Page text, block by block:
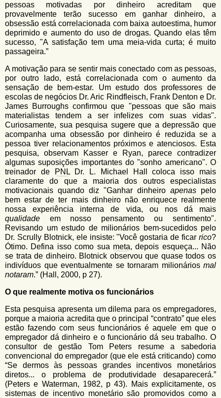
pessoas motivadas por dinheiro acreditam que
provavelmente terão sucesso em ganhar dinheiro, a
obsessão está correlacionada com baixa autoestima, humor
deprimido e aumento do uso de drogas. Quando elas têm
sucesso, "A satisfação tem uma meia-vida curta; é muito
passageira.”
A motivação para se sentir mais conectado com as pessoas,
por outro lado, está correlacionada com o aumento da
sensação de bem-estar. Um estudo dos professores de
escolas de negócios Dr. Aric Rindfleisch, Frank Denton e Dr.
James Burroughs confirmou que "pessoas que são mais
materialistas tendem a ser infelizes com suas vidas".
Curiosamente, sua pesquisa sugere que a depressão que
acompanha uma obsessão por dinheiro é reduzida se a
pessoa tiver relacionamentos próximos e atenciosos. Esta
pesquisa, observam Kasser e Ryan, parece contradizer
algumas suposições importantes do "sonho americano". O
treinador de
PNLDr. L. Michael Hall coloca isso mais
claramente do que a maioria dos outros especialistas
motivacionais quando diz "Ganhar dinheiro apenas pelo
bem estar de ter mais dinheiro não enriquece realmente
nossa experiência interna de vida, ou nos dá mais
qualidade em nosso pensamento ou sentimento".
Revisando um estudo de milionários bem-sucedidos pelo
Dr. Scrully Blotnick, ele insiste: "Você gostaria de ficar rico?
Ótimo. Defina isso como sua meta, depois esqueça... Não
se trata de dinheiro. Blotnick observou que quase todos os
indivíduos que eventualmente se tornaram milionários mal
notaram.” (Hall, 2000, p 27).
O que realmente motiva os funcionários
Esta pesquisa apresenta um dilema para os empregadores,
porque a maioria acredita que o principal “contrato” que eles
estão fazendo com seus funcionários é aquele em que o
empregador dá dinheiro e o funcionário dá seu trabalho. O
consultor de gestão Tom Peters resume a sabedoria
convencional do empregador (que ele está criticando) como
“Se dermos às pessoas grandes incentivos monetários
diretos... o problema de produtividade desaparecerá.”
(Peters e Waterman, 1982, p 43). Mais explicitamente, os
sistemas de incentivo monetário são promovidos como a